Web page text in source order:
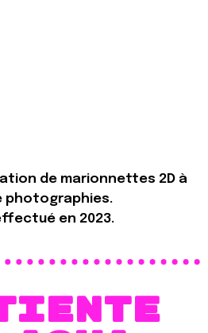
de marionnettes 2D à
photographies.
en 2023.